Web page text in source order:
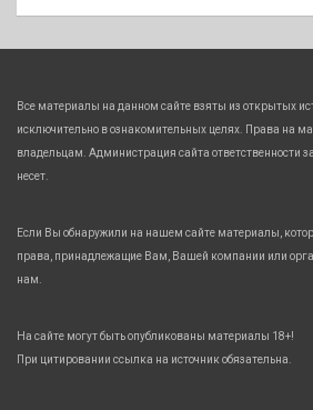
Все материалы на данном сайте взяты из открытых
исключительно в ознакомительных целях. Права на
владельцам. Администрация сайта ответственности
несет.
Если Вы обнаружили на нашем сайте материалы,
права, принадлежащие Вам, Вашей компании или
нам.
На сайте могут быть опубликованы материалы 18+!
При цитировании ссылка на источник обязательна.